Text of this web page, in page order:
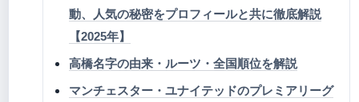
動、人気の秘密をプロフィールと共に徹底解説
【2025年】
高橋名字の由来・ルーツ・全国順位を解説
マンチェスター・ユナイテッドのプレミアリーグ